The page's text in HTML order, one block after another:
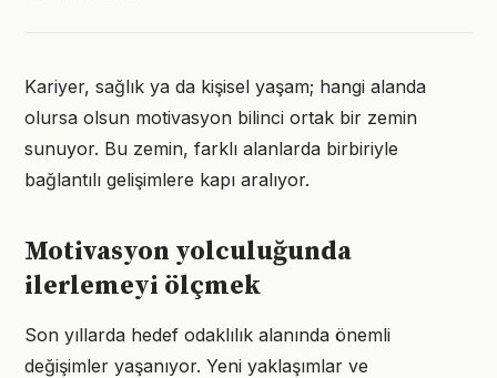
Kariyer, sağlık ya da kişisel yaşam; hangi alanda
olursa olsun motivasyon bilinci ortak bir zemin
sunuyor. Bu zemin, farklı alanlarda birbiriyle
bağlantılı gelişimlere kapı aralıyor.
Motivasyon yolculuğunda
ilerlemeyi ölçmek
Son yıllarda hedef odaklılık alanında önemli
değişimler yaşanıyor. Yeni yaklaşımlar ve